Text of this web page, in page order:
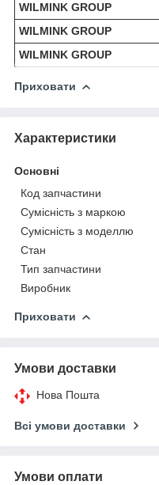
WILMINK GROUP
WILMINK GROUP
WILMINK GROUP
Приховати
Характеристики
Основні
Код запчастини
Сумісність з маркою
Сумісність з моделлю
Стан
Тип запчастини
Виробник
Приховати
Умови доставки
Нова Пошта
Всі умови доставки
Умови оплати